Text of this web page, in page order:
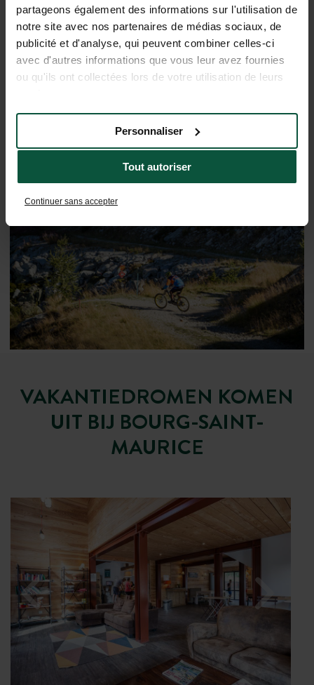
partageons également des informations sur l'utilisation de
notre site avec nos partenaires de médias sociaux, de
publicité et d'analyse, qui peuvent combiner celles-ci
avec d'autres informations que vous leur avez fournies
ou qu'ils ont collectées lors de votre utilisation de leurs
Tout autoriser
Personnaliser
Continuer sans accepter
De regio ontdekken
VAKANTIEDROMEN KOMEN
UIT BIJ BOURG-SAINT-
MAURICE